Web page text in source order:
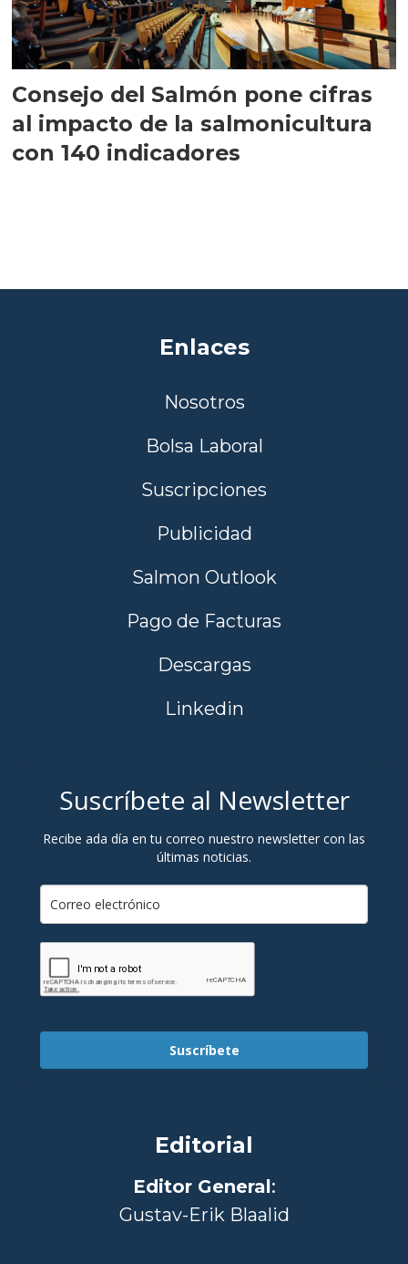
Consejo del Salmón pone cifras
al impacto de la salmonicultura
con 140 indicadores
Enlaces
Nosotros
Bolsa Laboral
Suscripciones
Publicidad
Salmon Outlook
Pago de Facturas
Descargas
Linkedin
Suscríbete al Newsletter
Recibe ada día en tu correo nuestro newsletter con las
últimas noticias.
Suscríbete
Editorial
Editor General:
Gustav-Erik Blaalid